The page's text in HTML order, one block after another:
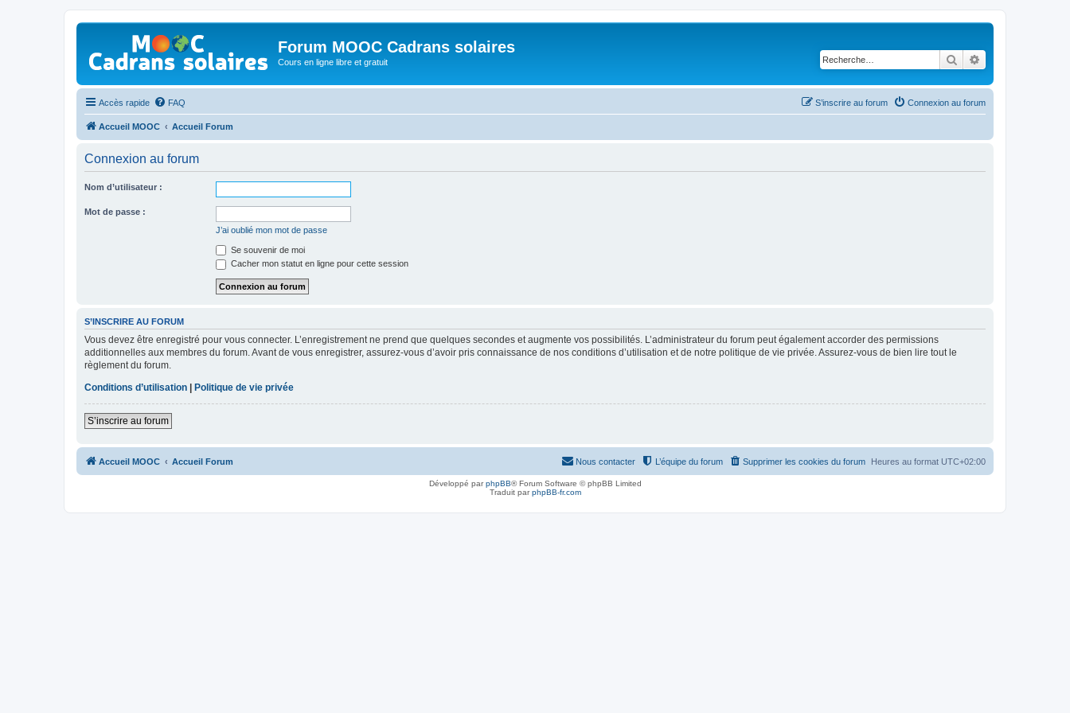
Forum MOOC Cadrans solaires
Cours en ligne libre et gratuit Rechercher
Accès rapide FAQ Connexion au forum
S’inscrire au forum
Accueil MOOC Accueil Forum
Connexion au forum
Nom d’utilisateur :
Mot de passe :
J’ai oublié mon mot de passe
Se souvenir de moi
Cacher mon statut en ligne pour cette session
S’INSCRIRE AU FORUM
Vous devez être enregistré pour vous connecter. L’enregistrement ne prend que quelques secondes et augmente vos possibilités. L’administrateur du forum peut également accorder des permissions
additionnelles aux membres du forum. Avant de vous enregistrer, assurez-vous d’avoir pris connaissance de nos conditions d’utilisation et de notre politique de vie privée. Assurez-vous de bien lire tout le
règlement du forum.
Conditions d’utilisation
Politique de vie privée
S’inscrire au forum
Accueil MOOC Accueil Forum Heures au format UTC+02:00
Supprimer les cookies du forum
L’équipe du forum
Nous contacter
Développé parphpBB® Forum Software © phpBB Limited
Traduit parphpBB-fr.com